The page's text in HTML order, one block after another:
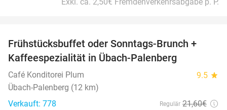
35%
Frühstücksbuffet oder Sonntags-Brunch +
Kaffeespezialität in Übach-Palenberg
Café Konditorei Plum 9.5 star
Übach-Palenberg (12 km)
Verkauft: 778
Regulär 21,60€